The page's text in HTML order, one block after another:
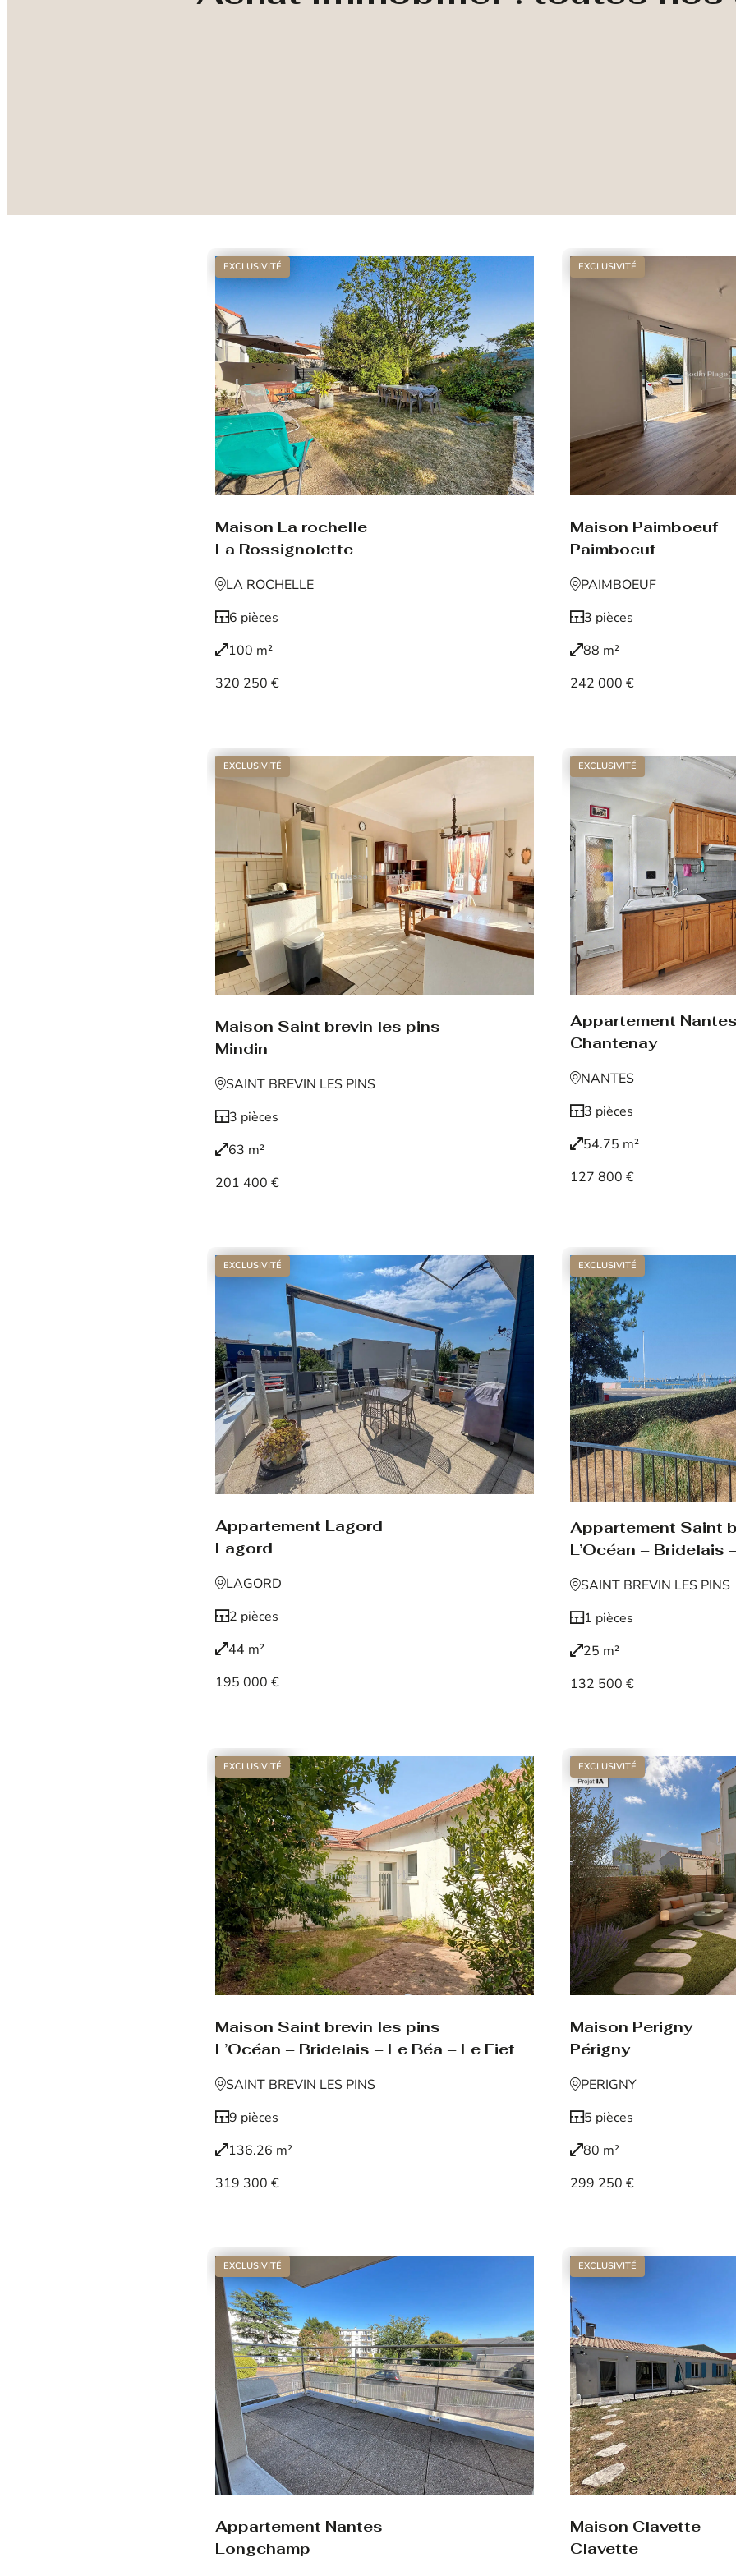
EXCLUSIVITÉ
Maison La rochelle
La Rossignolette
LA ROCHELLE
6 pièces
100 m²
320 250 €
EXCLUSIVITÉ
Maison Paimboeuf
Paimboeuf
PAIMBOEUF
3 pièces
88 m²
242 000 €
EXCLUSIVITÉ
Maison Saint brevin les pins
Mindin
SAINT BREVIN LES PINS
3 pièces
63 m²
201 400 €
EXCLUSIVITÉ
Appartement
Chantenay
NANTES
3 pièces
54.75 m²
127 800 €
EXCLUSIVITÉ
Appartement Lagord
Lagord
LAGORD
2 pièces
44 m²
195 000 €
EXCLUSIVITÉ
Appartement Saint
L’Océan – Bridelais
SAINT BREVIN LES PINS
1 pièces
25 m²
132 500 €
EXCLUSIVITÉ
Maison Saint brevin les pins
L’Océan – Bridelais – Le Béa – Le Fief
SAINT BREVIN LES PINS
9 pièces
136.26 m²
319 300 €
EXCLUSIVITÉ
Maison Perigny
Périgny
PERIGNY
5 pièces
80 m²
299 250 €
EXCLUSIVITÉ
Appartement Nantes
Longchamp
EXCLUSIVITÉ
Maison Clavette
Clavette